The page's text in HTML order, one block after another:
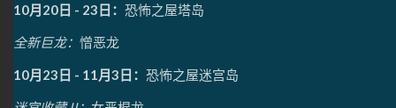
10月20日 - 23日： 恐怖之屋塔岛
全新巨龙： 憎恶龙
10月23日 - 11月3日： 恐怖之屋迷宫岛